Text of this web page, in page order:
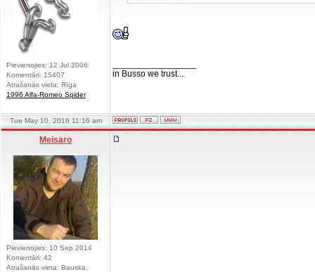
Pievienojies: 12 Jul 2006
Komentāri: 15407
Atrašanās vieta: Rīga
1996 Alfa-Romeo Spider
in Busso we trust...
Tue May 10, 2016 11:16 am
Meisaro
Pievienojies: 10 Sep 2014
Komentāri: 42
Atrašanās vieta: Bauska,